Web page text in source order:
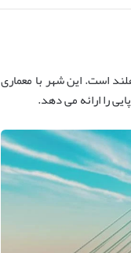
است. این شهر با معماری
را ارائه می دهد.